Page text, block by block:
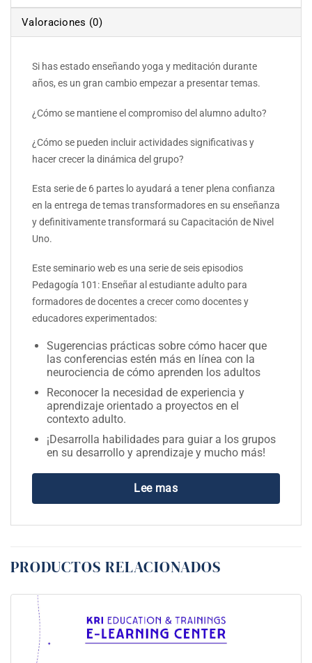
Valoraciones (0)
Si has estado enseñando yoga y meditación durante
años, es un gran cambio empezar a presentar temas.
¿Cómo se mantiene el compromiso del alumno adulto?
¿Cómo se pueden incluir actividades significativas y
hacer crecer la dinámica del grupo?
Esta serie de 6 partes lo ayudará a tener plena confianza
en la entrega de temas transformadores en su enseñanza
y definitivamente transformará su Capacitación de Nivel
Uno.
Este seminario web es una serie de seis episodios
Pedagogía 101: Enseñar al estudiante adulto para
formadores de docentes a crecer como docentes y
educadores experimentados:
Sugerencias prácticas sobre cómo hacer que
las conferencias estén más en línea con la
neurociencia de cómo aprenden los adultos
Reconocer la necesidad de experiencia y
aprendizaje orientado a proyectos en el
contexto adulto.
¡Desarrolla habilidades para guiar a los grupos
en su desarrollo y aprendizaje y mucho más!
Lee mas
PRODUCTOS RELACIONADOS